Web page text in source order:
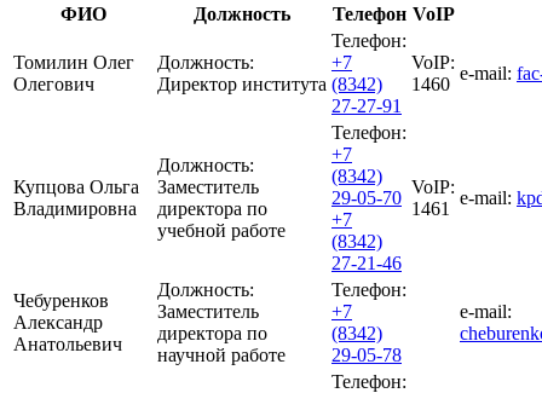
ФИО
Должность Телефон VoIP
Томилин Олег
Олегович
Должность:
Директор института
Телефон:
+7
(8342)
27-27-91
VoIP:
1460
e-mail:
Купцова Ольга
Владимировна
Должность:
Заместитель
директора по
учебной работе
Телефон:
+7
(8342)
29-05-70
+7
(8342)
27-21-46
VoIP:
1461
e-mail:
Чебуренков
Александр
Анатольевич
Должность:
Заместитель
директора по
научной работе
Телефон:
+7
(8342)
29-05-78
e-mail:
Телефон: